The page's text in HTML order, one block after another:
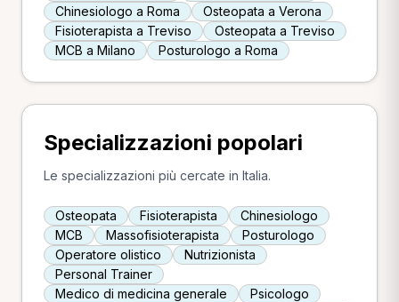
Chinesiologo a Roma
Osteopata a Verona
Fisioterapista a Treviso
Osteopata a Treviso
MCB a Milano
Posturologo a Roma
Specializzazioni popolari
Le specializzazioni più cercate in Italia.
Osteopata Fisioterapista
Chinesiologo
MCB
Massofisioterapista
Posturologo
Operatore olistico
Nutrizionista
Personal Trainer
Medico di medicina generale
Psicologo